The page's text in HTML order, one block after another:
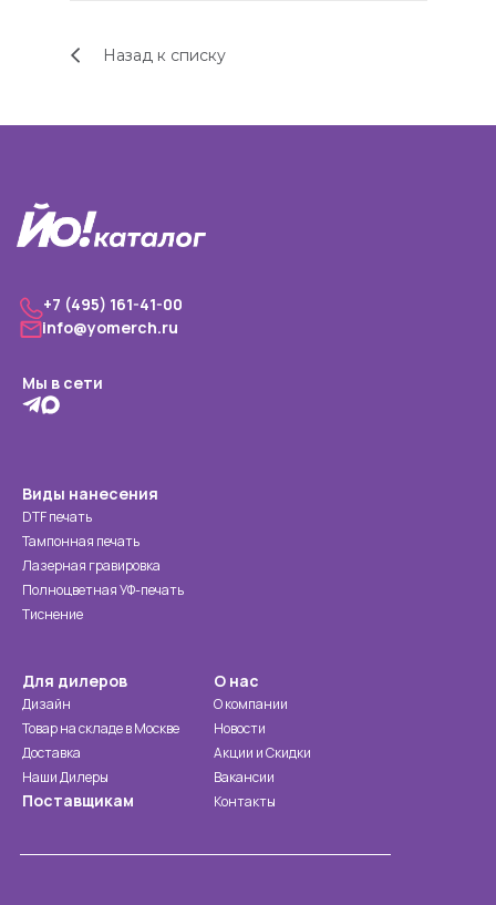
Назад к списку
+7 (495) 161-41-00
info@yomerch.ru
Мы в сети
Виды нанесения
DTF печать
Тампонная печать
Лазерная гравировка
Полноцветная УФ-печать
Тиснение
Для дилеров
Дизайн
Товар на складе в Москве
Доставка
Наши Дилеры
Поставщикам
О нас
О компании
Новости
Акции и Скидки
Вакансии
Контакты